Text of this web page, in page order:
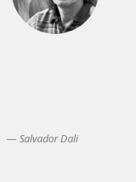
Salvador Dali